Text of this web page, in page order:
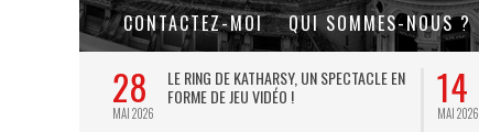
CONTACTEZ-MOI QUI SOMMES-NOUS ?
28
MAI 2026
LE RING DE KATHARSY, UN SPECTACLE EN
FORME DE JEU VIDÉO !
14
MAI 2026